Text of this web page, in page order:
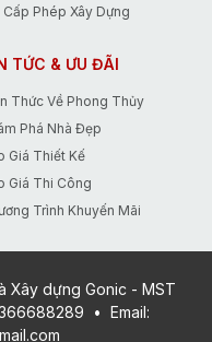
Cấp Phép Xây Dựng
TỨC & ƯU ĐÃI
Thức Về Phong Thủy
Phá Nhà Đẹp
Giá Thiết Kế
Giá Thi Công
Trình Khuyến Mãi
Xây dựng Gonic - MST
• Email: